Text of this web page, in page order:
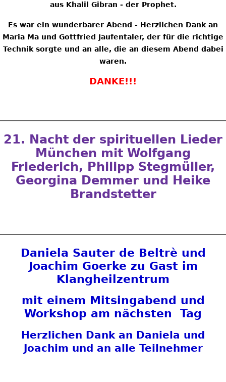
aus Khalil Gibran - der Prophet.
Es war ein wunderbarer Abend - Herzlichen Dank an
Maria Ma und Gottfried Jaufentaler, der für die richtige
Technik sorgte und an alle, die an diesem Abend dabei
waren.
DANKE!!!
21. Nacht der spirituellen Lieder
München mit Wolfgang
Friederich, Philipp Stegmüller,
Georgina Demmer und Heike
Brandstetter
Daniela Sauter de Beltrè und
Joachim Goerke zu Gast im
Klangheilzentrum
mit einem Mitsingabend und
Workshop am nächsten Tag
Herzlichen Dank an Daniela und
Joachim und an alle Teilnehmer